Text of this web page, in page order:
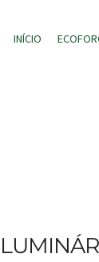
INÍCIO